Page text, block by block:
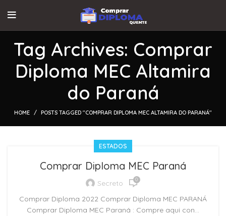
Tag Archives: Comprar
Diploma MEC Altamira
do Paraná
HOME POSTS TAGGED "COMPRAR DIPLOMA MEC ALTAMIRA DO PARANÁ"
ESTADOS
Comprar Diploma MEC Paraná
Secreto 0
Comprar Diploma 2022 Comprar Diploma MEC PARANÁ
Comprar Diploma MEC Paraná : Compre aqui con...